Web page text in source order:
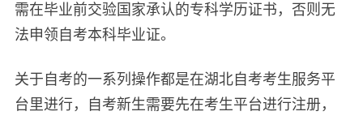
需在毕业前交验国家承认的专科学历证书，否则无
法申领自考本科毕业证。
关于自考的一系列操作都是在湖北自考考生服务平
台里进行，自考新生需要先在考生平台进行注册，